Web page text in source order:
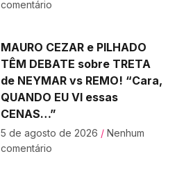
comentário
MAURO CEZAR e PILHADO
TÊM DEBATE sobre TRETA
de NEYMAR vs REMO! “Cara,
QUANDO EU VI essas
CENAS…”
5 de agosto de 2026 Nenhum
comentário